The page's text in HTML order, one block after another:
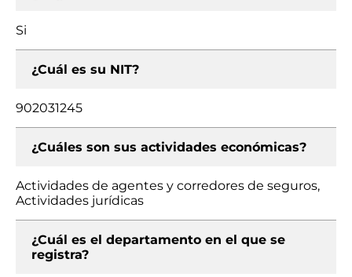
Si
¿Cuál es su NIT?
902031245
¿Cuáles son sus actividades económicas?
Actividades de agentes y corredores de seguros,
Actividades jurídicas
¿Cuál es el departamento en el que se
registra?